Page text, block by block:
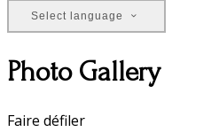
Select language
Photo Gallery
Faire défiler